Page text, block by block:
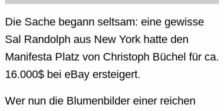
Die Sache begann seltsam: eine gewisse
Sal Randolph aus New York hatte den
Manifesta Platz von Christoph Büchel für ca.
16.000$ bei eBay ersteigert.
Wer nun die Blumenbilder einer reichen